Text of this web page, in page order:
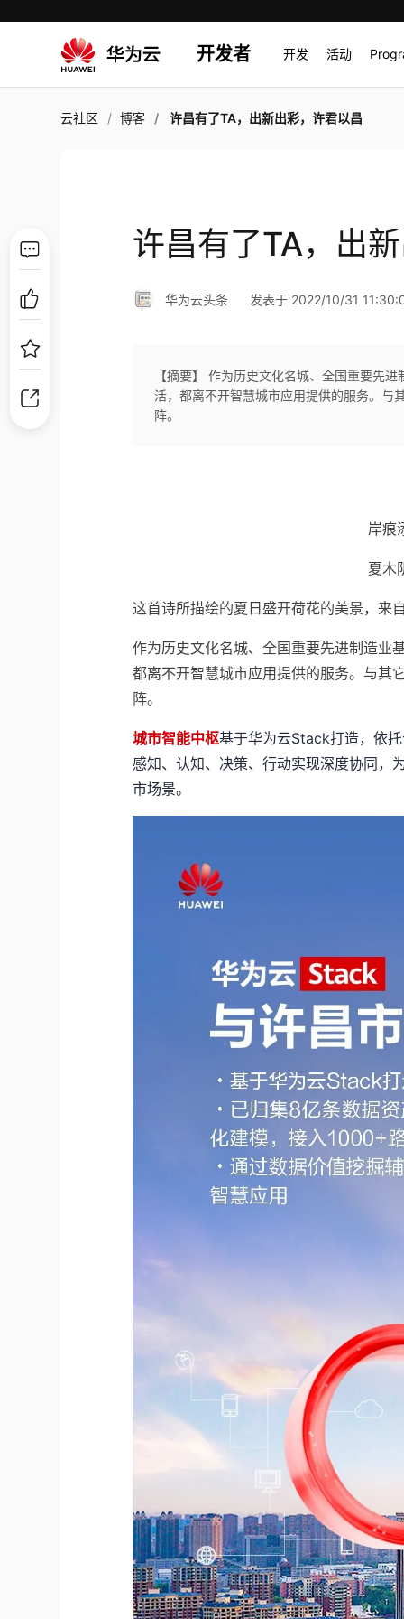
开发者 开发 活动
云社区 博客 许昌有了TA，出新出彩，许君以昌
许昌有了TA，出
华为云头条 发表于 2022/10/31
【摘要】 作为历史文化名城、全国重要先
活，都离不开智慧城市应用提供的服务。与
阵。
岸痕
夏木
这首诗所描绘的夏日盛开荷花的美景，来
作为历史文化名城、全国重要先进制造业
都离不开智慧城市应用提供的服务。与其
阵。
城市智能中枢基于华为云Stack打造，依
感知、认知、决策、行动实现深度协同，
市场景。